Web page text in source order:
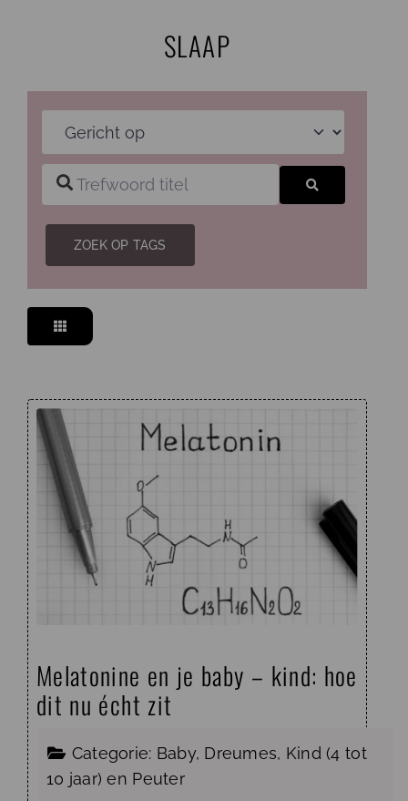
SLAAP
Gericht op
Trefwoord titel
ZOEK OP TAGS
Melatonine en je baby – kind: hoe
dit nu écht zit
Categorie: Baby, Dreumes, Kind (4 tot
10 jaar) en Peuter